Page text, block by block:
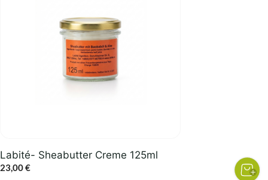
Labité- Sheabutter Creme 125ml
23,00€